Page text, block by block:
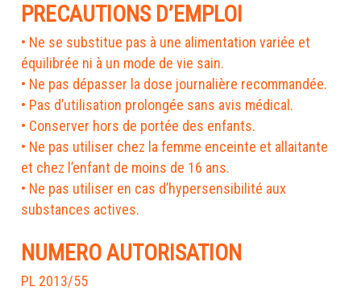
PRECAUTIONS D’EMPLOI
• Ne se substitue pas à une alimentation variée et
équilibrée ni à un mode de vie sain.
• Ne pas dépasser la dose journalière recommandée.
• Pas d’utilisation prolongée sans avis médical.
• Conserver hors de portée des enfants.
• Ne pas utiliser chez la femme enceinte et allaitante
et chez l’enfant de moins de 16 ans.
• Ne pas utiliser en cas d’hypersensibilité aux
substances actives.
NUMERO AUTORISATION
PL 2013/55